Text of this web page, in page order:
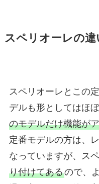
スペリオーレの
スペリオーレとこの
デルも形としてはほ
のモデルだけ機能が
定番モデルの方は、
なっていますが、ス
り付けてあるので、